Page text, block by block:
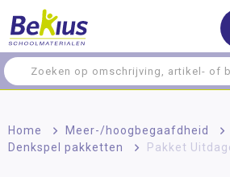
Home > Meer-/hoog­begaafdheid >
Denkspel pakketten
> Pakket